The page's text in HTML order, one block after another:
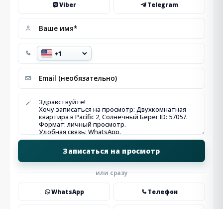
Viber Telegram
или сразу
WhatsApp Телефон